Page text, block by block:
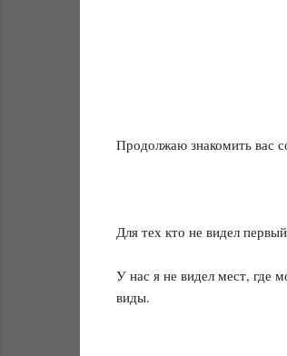
Продолжаю знакомить вас
Для тех кто не видел
У нас я не видел мест, где
виды.